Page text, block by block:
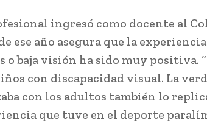
ingresó como docente al
ese año asegura que la
o baja visión ha sido muy positiva.
con discapacidad visual. La
con los adultos también lo
que tuve en el deporte